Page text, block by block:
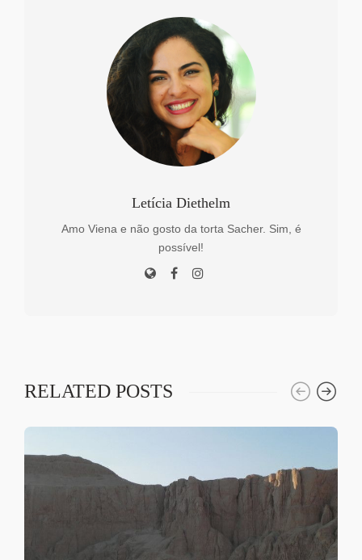
Letícia Diethelm
Amo Viena e não gosto da torta Sacher. Sim, é
possível!
RELATED POSTS